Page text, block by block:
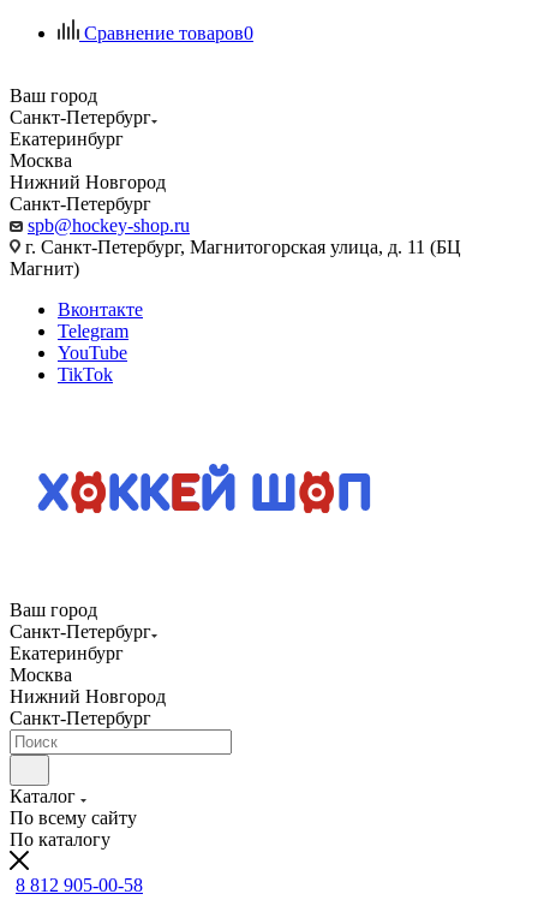
Сравнение товаров0
Ваш город
Санкт-Петербург
Екатеринбург
Москва
Нижний Новгород
Санкт-Петербург
spb@hockey-shop.ru
г. Санкт-Петербург, Магнитогорская улица, д. 11 (БЦ
Магнит)
Вконтакте
Telegram
YouTube
TikTok
Ваш город
Санкт-Петербург
Екатеринбург
Москва
Нижний Новгород
Санкт-Петербург
Каталог
По всему сайту
По каталогу
8 812 905-00-58